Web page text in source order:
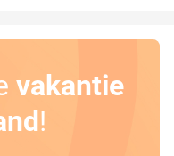
vakantie
!